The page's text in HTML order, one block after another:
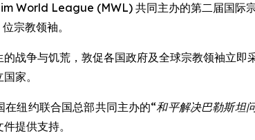
World League (MWL) 共同主办的第二届国际
宗教领袖。
战争与饥荒，敦促各国政府及全球宗教领袖立
家。
纽约联合国总部共同主办的“和平解决巴勒斯坦
提供支持。